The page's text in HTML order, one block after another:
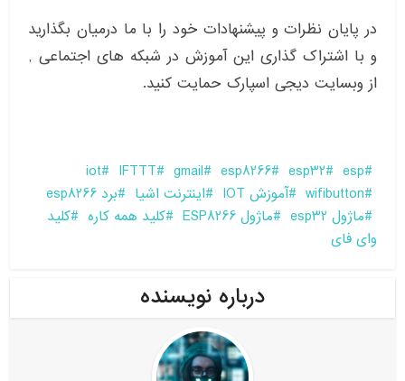
در پایان نظرات و پیشنهادات خود را با ما درمیان بگذارید
و با اشتراک گذاری این آموزش در شبکه های اجتماعی ,
از وبسایت دیجی اسپارک حمایت کنید.
esp
esp32
esp8266
gmail
IFTTT
iot
wifibutton
آموزش IOT اینترنت اشیا
برد esp8266
ماژول esp32
ماژول ESP8266 کلید همه کاره
کلید
وای فای
درباره نویسنده